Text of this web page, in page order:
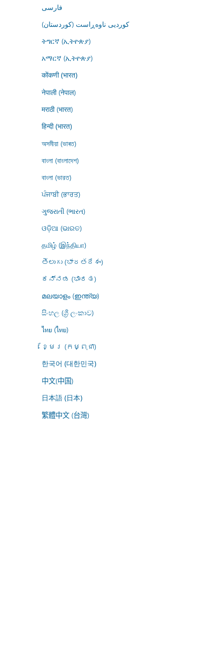
فارسى
کوردیی ناوەڕاست (کوردستان)
ትግርኛ (ኢትዮጵያ)
አማርኛ (ኢትዮጵያ)
कोंकणी (भारत)
नेपाली (नेपाल)
मराठी (भारत)
हिन्दी (भारत)
অসমীয়া (ভাৰত)
বাংলা (বাংলাদেশ)
বাংলা (ভারত)
ਪੰਜਾਬੀ (ਭਾਰਤ)
ગુજરાતી (ભારત)
ଓଡ଼ିଆ (ଭାରତ)
தமிழ் (இந்தியா)
తెలుగు (భారతదేశం)
ಕನ್ನಡ (ಭಾರತ)
മലയാളം (ഇന്ത്യ)
සිංහල (ශ්‍රී ලංකාව)
ไทย (ไทย)
ខ្មែរ (កម្ពុជា)
한국어 (대한민국)
中文(中国)
日本語 (日本)
繁體中文 (台灣)